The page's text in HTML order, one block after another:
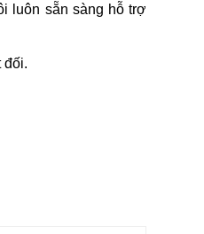
luôn sẵn sàng hỗ trợ
đối.